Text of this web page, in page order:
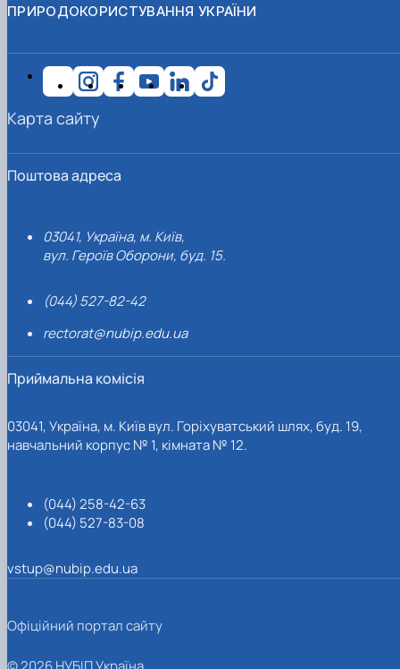
ПРИРОДОКОРИСТУВАННЯ УКРАЇНИ
Поштова адреса
03041, Україна, м. Київ,
вул. Героїв Оборони, буд. 15.
(044) 527-82-42
rectorat@nubip.edu.ua
Приймальна комісія
03041, Україна, м. Київ вул. Горіхуватський шлях, буд. 19,
навчальний корпус № 1, кімната № 12.
(044) 258-42-63
(044) 527-83-08
vstup@nubip.edu.ua
Карта сайту
Офіційний портал сайту